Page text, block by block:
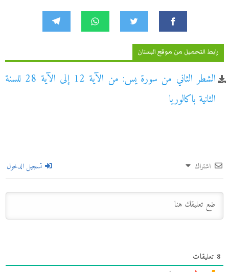
رابط التحميل من موقع البستان
الشطر الثاني من سورة يس: من الآية 12 إلى الآية 28 للسنة
الثانية باكالوريا
اشتراك تسجيل الدخول
8 تعليقات